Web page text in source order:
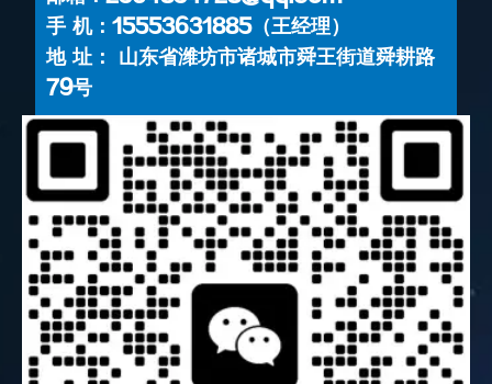
手 机：15553631885（王经理）
地 址： 山东省潍坊市诸城市舜王街道舜耕路
79号